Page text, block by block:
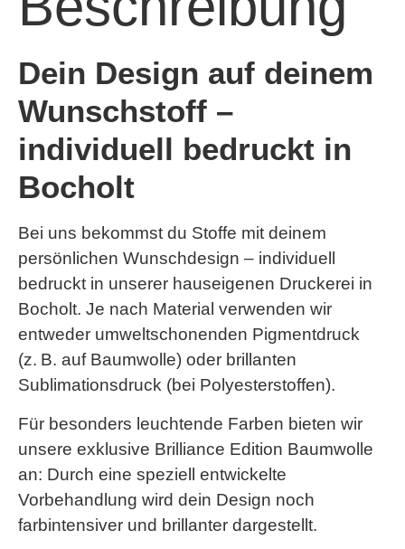
Dein Design auf deinem
Wunschstoff –
individuell bedruckt in
Bocholt
Bei uns bekommst du Stoffe mit deinem
persönlichen Wunschdesign – individuell
bedruckt in unserer hauseigenen Druckerei in
Bocholt. Je nach Material verwenden wir
entweder umweltschonenden Pigmentdruck
(z. B. auf Baumwolle) oder brillanten
Sublimationsdruck (bei Polyesterstoffen).
Für besonders leuchtende Farben bieten wir
unsere exklusive Brilliance Edition Baumwolle
an: Durch eine speziell entwickelte
Vorbehandlung wird dein Design noch
farbintensiver und brillanter dargestellt.